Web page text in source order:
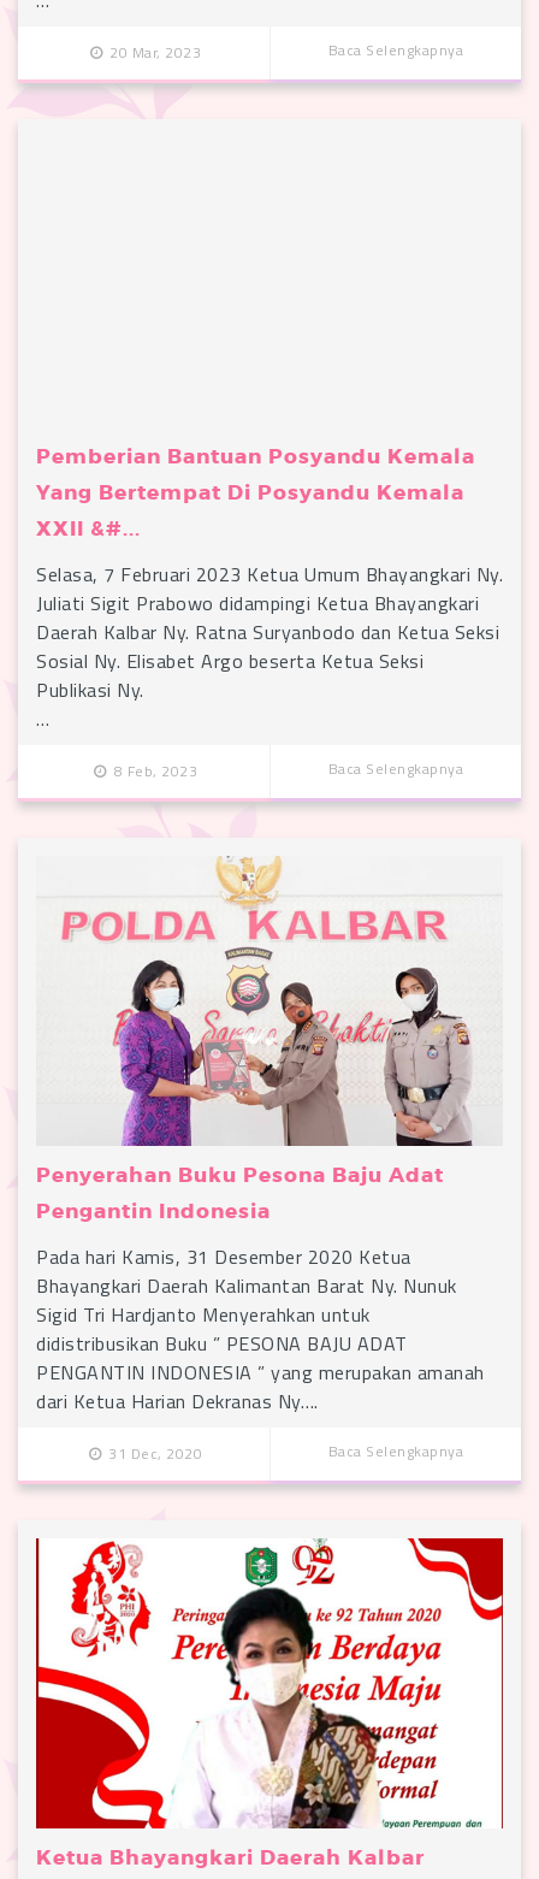
20 Mar, 2023 Baca Selengkapnya
Pemberian Bantuan Posyandu Kemala
Yang Bertempat Di Posyandu Kemala
XXII &#...
Selasa, 7 Februari 2023 Ketua Umum Bhayangkari Ny.
Juliati Sigit Prabowo didampingi Ketua Bhayangkari
Daerah Kalbar Ny. Ratna Suryanbodo dan Ketua Seksi
Sosial Ny. Elisabet Argo beserta Ketua Seksi
Publikasi Ny.
…
8 Feb, 2023 Baca Selengkapnya
Penyerahan Buku Pesona Baju Adat
Pengantin Indonesia
Pada hari Kamis, 31 Desember 2020 Ketua
Bhayangkari Daerah Kalimantan Barat Ny. Nunuk
Sigid Tri Hardjanto Menyerahkan untuk
didistribusikan Buku ” PESONA BAJU ADAT
PENGANTIN INDONESIA ” yang merupakan amanah
dari Ketua Harian Dekranas Ny….
31 Dec, 2020 Baca Selengkapnya
Ketua Bhayangkari Daerah Kalbar